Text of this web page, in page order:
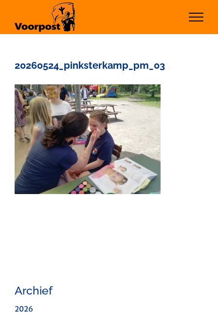
inhoud
20260524_pinksterkamp_pm_03
Archief
2026